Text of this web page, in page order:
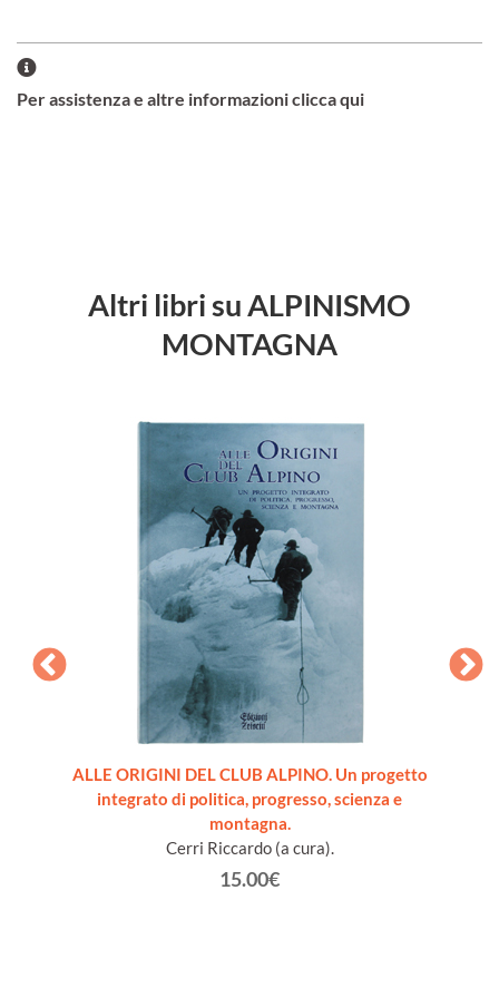
Per assistenza e altre informazioni clicca qui
Altri libri su ALPINISMO
MONTAGNA
ALLE ORIGINI DEL CLUB ALPINO. Un progetto
integrato di politica, progresso, scienza e
montagna.
Cerri Riccardo (a cura).
15.00€